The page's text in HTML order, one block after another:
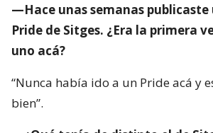
—Hace unas semanas
Pride de Sitges. ¿Era la primera
uno acá?
“Nunca había ido a un Pride acá y
bien”.